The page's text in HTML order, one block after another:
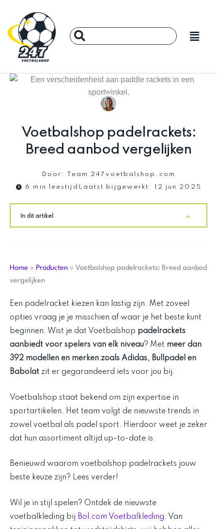
de
inhoud
Main
Search
...
Voetbalshop padelrackets:
Breed aanbod vergelijken
Door:
Team 247voetbalshop.com
6 min leestijd Laatst bijgewerkt: 12 jun 2025
In dit artikel
Home » Producten » Voetbalshop padelrackets: Breed aanbod
vergelijken
Een padelracket kiezen kan lastig zijn. Met zoveel
opties vraag je je misschien af waar je het beste kunt
beginnen. Wist je dat Voetbalshop padelrackets
aanbiedt voor spelers van elk niveau? Met meer dan
392 modellen en merken zoals Adidas, Bullpadel en
Babolat zit er gegarandeerd iets voor jou bij.
Voetbalshop staat bekend om zijn expertise in
sportartikelen. Het team volgt de nieuwste trends in
zowel voetbal als padel sport. Hierdoor weet je zeker
dat hun assortiment altijd up-to-date is.
Benieuwd waarom voetbalshop padelrackets jouw
beste keuze zijn? Lees verder!
Wil je in stijl spelen? Ontdek de nieuwste
voetbalkleding bij Bol.com Voetbalkleding. Van